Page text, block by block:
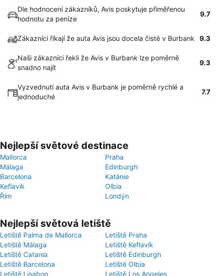
Dle hodnocení zákazníků, Avis poskytuje přiměřenou
hodnotu za peníze
9.7
Zákazníci říkají že auta Avis jsou docela čisté v Burbank 9.3
Naši zákazníci řekli že Avis v Burbank lze poměrně
snadno najít
9.3
Vyzvednutí auta Avis v Burbank je poměrně rychlé a
jednoduché
7.7
Nejlepší světové destinace
Mallorca
Praha
Málaga
Edinburgh
Barcelona
Katánie
Keflavík
Olbia
Řím
Londýn
Nejlepší světová letiště
Letiště Palma de Mallorca
Letiště Praha
Letiště Málaga
Letiště Keflavík
Letiště Catania
Letiště Edinburgh
Letiště Barcelona
Letiště Olbia
Letiště Lisabon
Letiště Los Angeles